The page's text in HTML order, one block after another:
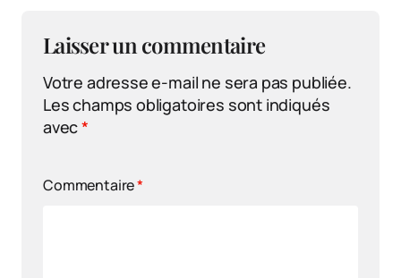
Laisser un commentaire
Votre adresse e-mail ne sera pas publiée.
Les champs obligatoires sont indiqués
avec*
Commentaire*